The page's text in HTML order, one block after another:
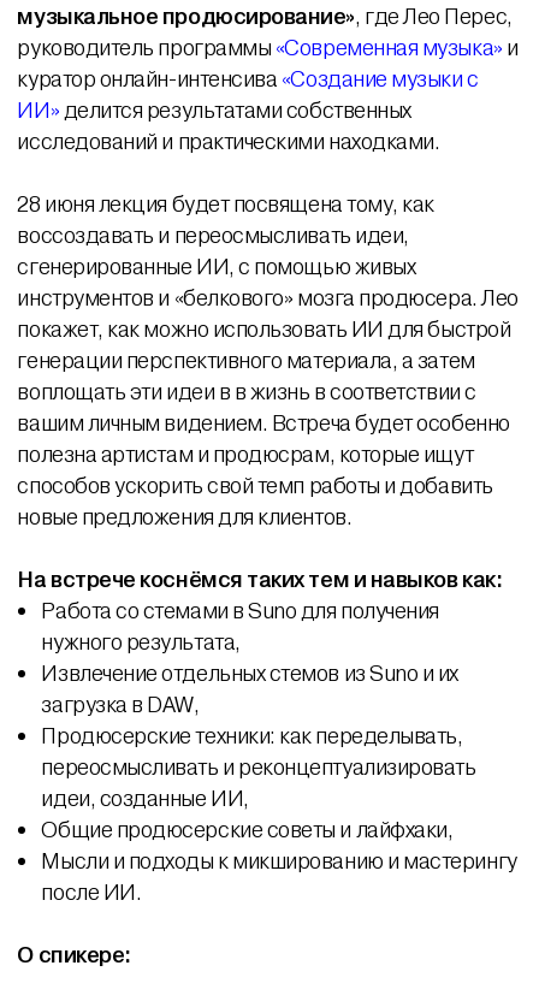
музыкальное продюсирование», где Лео Перес,
руководитель программы «Современная музыка» и
куратор онлайн-интенсива «Создание музыки с
ИИ»делится результатами собственных
исследований и практическими находками.
28 июня лекция будет посвящена тому, как
воссоздавать и переосмысливать идеи,
сгенерированные ИИ, с помощью живых
инструментов и «белкового» мозга продюсера. Лео
покажет, как можно использовать ИИ для быстрой
генерации перспективного материала, а затем
воплощать эти идеи в в жизнь в соответствии с
вашим личным видением. Встреча будет особенно
полезна артистам и продюсрам, которые ищут
способов ускорить свой темп работы и добавить
новые предложения для клиентов.
На встрече коснёмся таких тем и навыков как:
Работа со стемами в Suno для получения
нужного результата,
Извлечение отдельных стемов из Suno и их
загрузка в DAW,
Продюсерские техники: как переделывать,
переосмысливать и реконцептуализировать
идеи, созданные ИИ,
Общие продюсерские советы и лайфхаки,
Мысли и подходы к микшированию и мастерингу
после ИИ.
О спикере: